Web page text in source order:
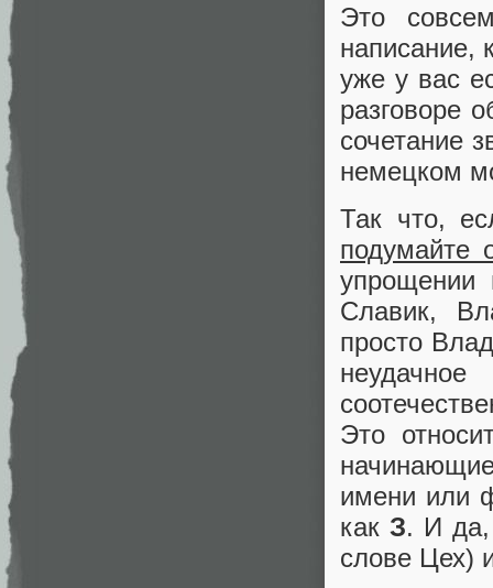
Это
написание,
уже у вас
разговоре
сочетание
немецком
Так что,
подумайте
Славик,
просто
Это
имени или
как З. И
слове Цех)